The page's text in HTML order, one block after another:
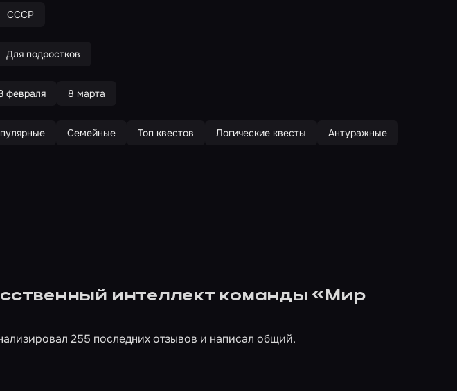
СССР
Для подростков
февраля 8 марта
Семейные Топ квестов Логические квесты
Антуражные
интеллект команды «Мир
255 последних отзывов и написал общий.